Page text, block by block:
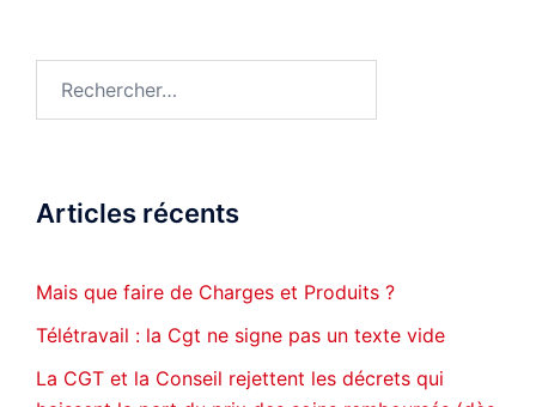
Articles récents
Mais que faire de Charges et Produits ?
Télétravail : la Cgt ne signe pas un texte vide
La CGT et la Conseil rejettent les décrets qui